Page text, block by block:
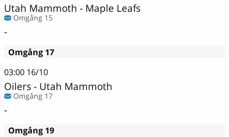
Utah Mammoth - Maple Leafs
Omgång 15
-
Omgång 17
03:00 16/10
Oilers - Utah Mammoth
Omgång 17
-
Omgång 19